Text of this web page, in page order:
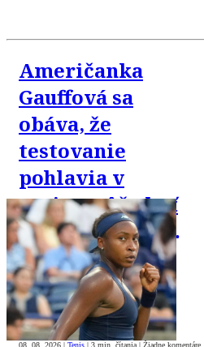
Američanka
Gauffová sa
obáva, že
testovanie
pohlavia v
tenise môže byť
zneužité proti
trans komunite
08. 08. 2026 | Tenis | 3 min. čítania | Žiadne komentáre